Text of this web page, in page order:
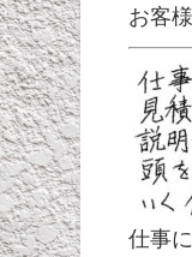
お客
仕事